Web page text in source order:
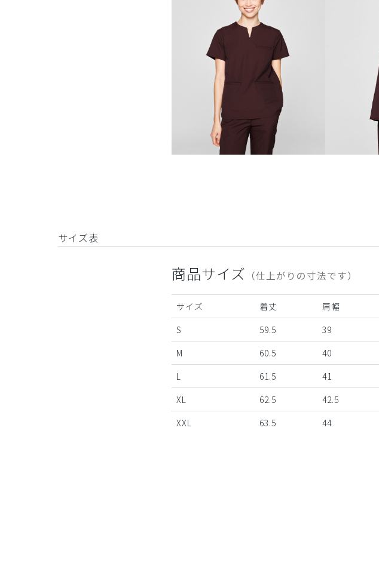
サイズ表
商品サイズ （仕上がりの寸法です）
サイズ 着丈 肩幅
S
59.5 39
M
60.5 40
L
61.5 41
XL
62.5 42.5
XXL
63.5 44